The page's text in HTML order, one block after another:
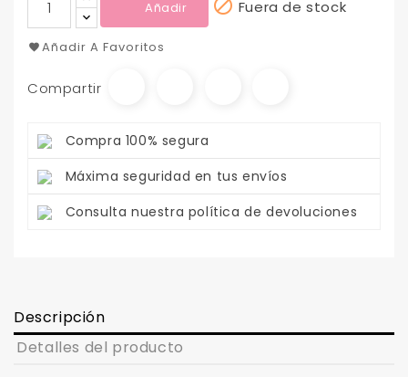
Añadir  Fuera de stock
Añadir A Favoritos
Compartir
Compra 100% segura
Máxima seguridad en tus envíos
Consulta nuestra política de devoluciones
Descripción
Detalles del producto